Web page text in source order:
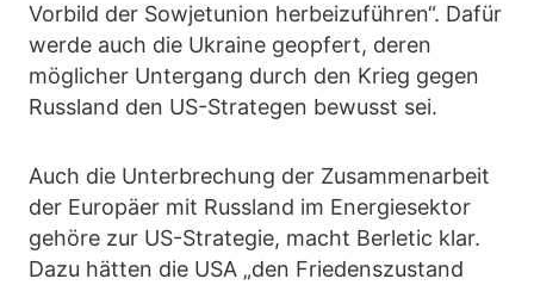
Vorbild der Sowjetunion herbeizuführen“. Dafür
werde auch die Ukraine geopfert, deren
möglicher Untergang durch den Krieg gegen
Russland den US-Strategen bewusst sei.
Auch die Unterbrechung der Zusammenarbeit
der Europäer mit Russland im Energiesektor
gehöre zur US-Strategie, macht Berletic klar.
Dazu hätten die USA „den Friedenszustand